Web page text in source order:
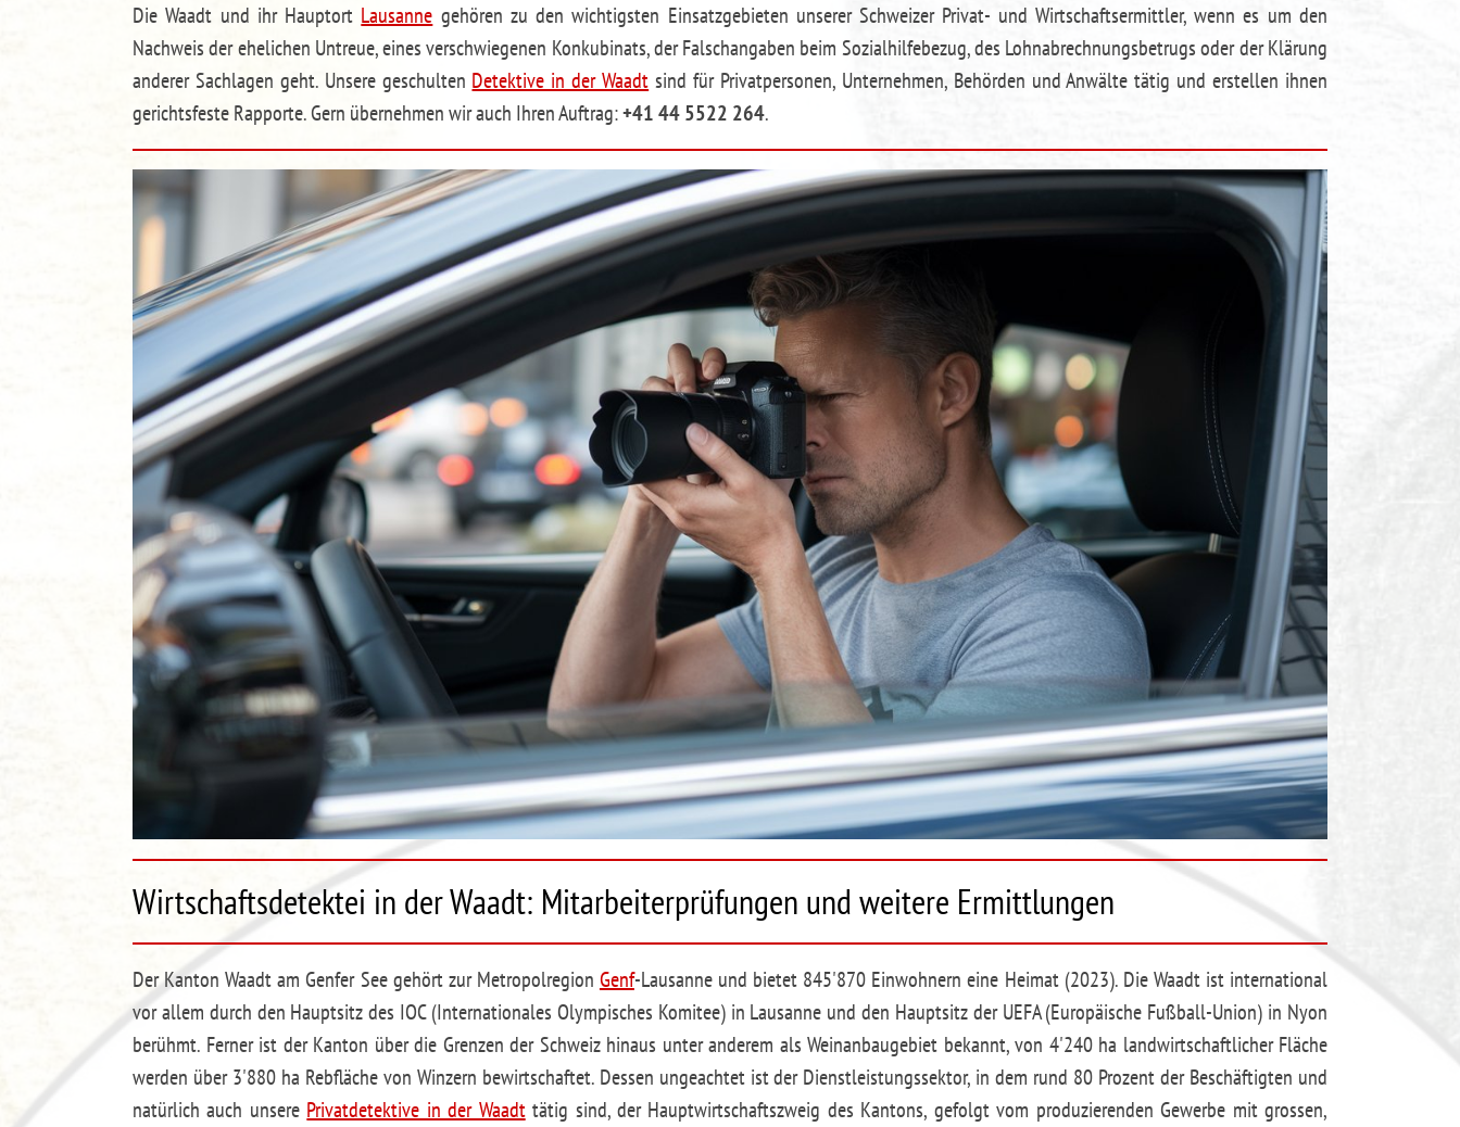
Die Waadt und ihr Hauptort Lausanne gehören zu den wichtigsten Einsatzgebieten unserer Schweizer Privat- und Wirtschaftsermittler, wenn es um den
Nachweis der ehelichen Untreue, eines verschwiegenen Konkubinats, der Falschangaben beim Sozialhilfebezug, des Lohnabrechnungsbetrugs oder der Klärung
anderer Sachlagen geht. Unsere geschulten Detektive in der Waadt sind für Privatpersonen, Unternehmen, Behörden und Anwälte tätig und erstellen ihnen
gerichtsfeste Rapporte. Gern übernehmen wir auch Ihren Auftrag:+41 44 5522 264.
Wirtschaftsdetektei in der Waadt: Mitarbeiterprüfungen und weitere Ermittlungen
Der Kanton Waadt am Genfer See gehört zur Metropolregion Genf-Lausanne und bietet 845'870 Einwohnern eine Heimat (2023). Die Waadt ist international
vor allem durch den Hauptsitz des IOC (Internationales Olympisches Komitee) in Lausanne und den Hauptsitz der UEFA (Europäische Fußball-Union) in Nyon
berühmt. Ferner ist der Kanton über die Grenzen der Schweiz hinaus unter anderem als Weinanbaugebiet bekannt, von 4'240 ha landwirtschaftlicher Fläche
werden über 3'880 ha Rebfläche von Winzern bewirtschaftet. Dessen ungeachtet ist der Dienstleistungssektor, in dem rund 80 Prozent der Beschäftigten und
natürlich auch unsere Privatdetektive in der Waadttätig sind, der Hauptwirtschaftszweig des Kantons, gefolgt vom produzierenden Gewerbe mit grossen,